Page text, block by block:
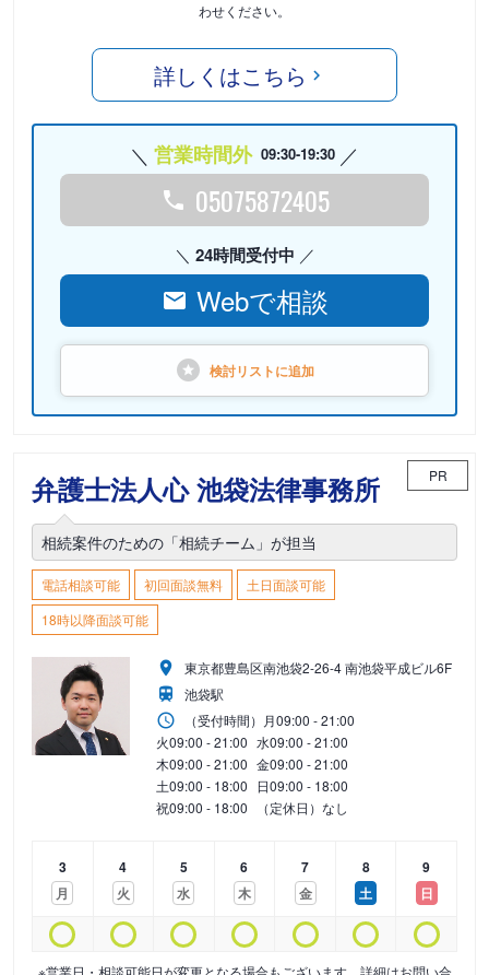
わせください。
詳しくはこちら
営業時間外 09:30-19:30
05075872405
24時間受付中
Webで相談
検討リストに追加
弁護士法人心 池袋法律事務所 PR
相続案件のための「相続チーム」が担当
電話相談可能 初回面談無料
土日面談可能
18時以降面談可能
東京都豊島区南池袋2-26-4 南池袋平成ビル6F
池袋駅
（受付時間） 月09:00 - 21:00
火09:00 - 21:00 水09:00 - 21:00
木09:00 - 21:00 金09:00 - 21:00
土09:00 - 18:00 日09:00 - 18:00
祝09:00 - 18:00 （定休日）なし
3
月
4
火
5
水
6
木
7
金
8
土
9
日
※営業日・相談可能日が変更となる場合もございます。詳細はお問い合